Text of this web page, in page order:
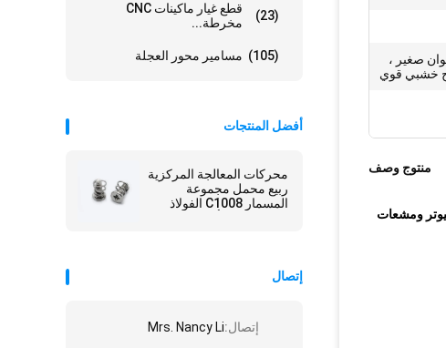
قطع غيار ماكينات CNC
مخرطة...
(23)
مسامير محور العجلة (105)
أفضل المنتجات
محركات المعالجة المركزية
ربيع محمل مجموعة
المسمار C1008 الفولاذ
إتصال
إتصال:Mrs. Nancy Li
صغير ،
خشبي قوي
منتوج وصف
ومشعات